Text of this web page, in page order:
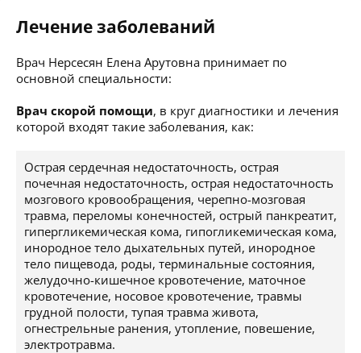
Лечение заболеваний
Врач Нерсесян Елена Арутовна принимает по
основной специальности:
Врач скорой помощи, в круг диагностики и лечения
которой входят такие заболевания, как:
Острая сердечная недостаточность, острая
почечная недостаточность, острая недостаточность
мозгового кровообращения, черепно-мозговая
травма, переломы конечностей, острый панкреатит,
гипергликемическая кома, гипогликемическая кома,
инородное тело дыхательных путей, инородное
тело пищевода, роды, терминальные состояния,
желудочно-кишечное кровотечение, маточное
кровотечение, носовое кровотечение, травмы
грудной полости, тупая травма живота,
огнестрельные ранения, утопление, повешение,
электротравма.